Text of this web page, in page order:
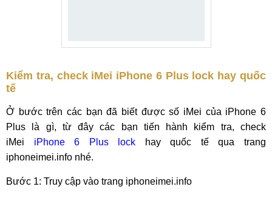
Kiểm tra, check iMei iPhone 6 Plus lock hay quốc
tế
Ở bước trên các bạn đã biết được số iMei của iPhone 6
Plus là gì, từ đây các bạn tiến hành kiểm tra, check
iMei iPhone 6 Plus lock hay quốc tế qua trang
iphoneimei.info nhé.
Bước 1: Truy cập vào trang iphoneimei.info